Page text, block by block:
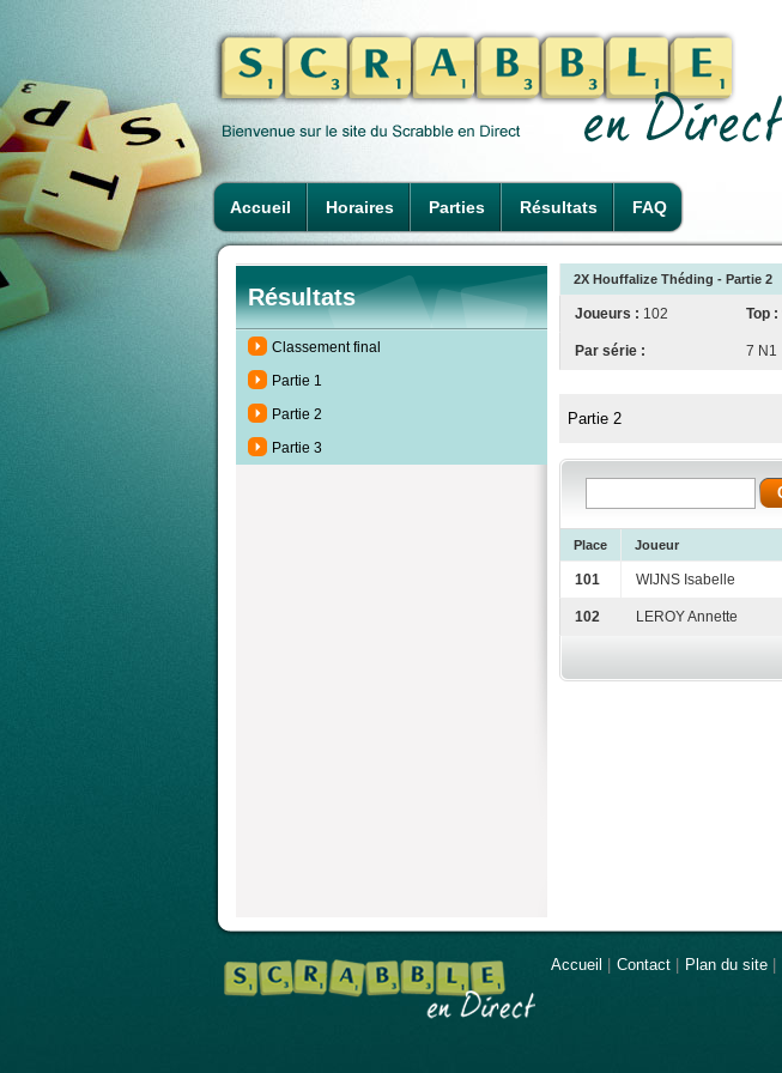
Accueil Horaires Parties Résultats FAQ
Résultats
Classement final
Partie 1
Partie 2
Partie 3
2X Houffalize Théding - Partie 2
Joueurs : 102 Top :
Par série : 7 N1
Partie 2
Place Joueur
101 WIJNS Isabelle
102 LEROY Annette
Accueil Contact Plan du site